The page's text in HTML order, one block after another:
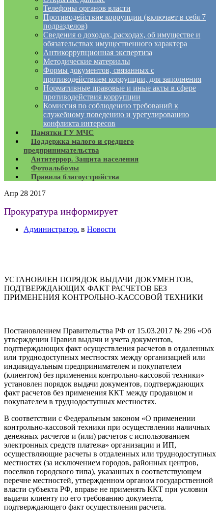
Телефоны органов власти
Противодействие коррупции (включает в себя 7
подразделов)
Сведения о доходах, расходах, об имуществе и
обязательствах имущественного характера
Антикоррупционная экспертиза
Методические материалы
Формы документов, связанных с
противодействием коррупции, для заполнения
Нормативные правовые и иные акты в сфере
противодействия коррупции
Комиссия по соблюдению требований к
служебному поведению и урегулированию
конфликта интересов
Памятки ГУ МЧС
Поддержка малого и среднего
предпринимательства
Антитеррор. Защита населения
Фотоальбомы
Правила благоустройства
Апр 28 2017
Прокуратура информирует
Администратор. в Новости
УСТАНОВЛЕН ПОРЯДОК ВЫДАЧИ ДОКУМЕНТОВ,
ПОДТВЕРЖДАЮЩИХ ФАКТ РАСЧЕТОВ БЕЗ
ПРИМЕНЕНИЯ КОНТРОЛЬНО-КАССОВОЙ ТЕХНИКИ
Постановлением Правительства РФ от 15.03.2017 № 296 «Об
утверждении Правил выдачи и учета документов,
подтверждающих факт осуществления расчетов в отдаленных
или труднодоступных местностях между организацией или
индивидуальным предпринимателем и покупателем
(клиентом) без применения контрольно-кассовой техники»
установлен порядок выдачи документов, подтверждающих
факт расчетов без применения ККТ между продавцом и
покупателем в труднодоступных местностях.
В соответствии с Федеральным законом «О применении
контрольно-кассовой техники при осуществлении наличных
денежных расчетов и (или) расчетов с использованием
электронных средств платежа» организации и ИП,
осуществляющие расчеты в отдаленных или труднодоступных
местностях (за исключением городов, районных центров,
поселков городского типа), указанных в соответствующем
перечне местностей, утвержденном органом государственной
власти субъекта РФ, вправе не применять ККТ при условии
выдачи клиенту по его требованию документа,
подтверждающего факт осуществления расчета.